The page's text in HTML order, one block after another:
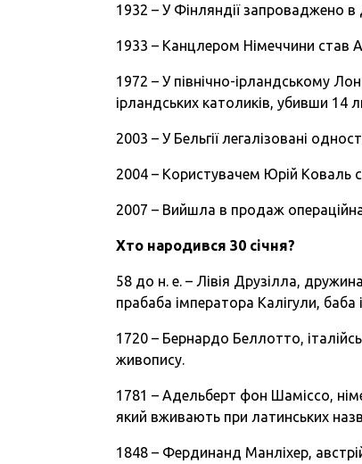
1932 – У Фінляндії запроваджено в
1933 – Канцлером Німеччини став
1972 – У північно-ірландському
ірландських католиків, убивши 14
2003 – У Бельгії легалізовані
2004 – Користувачем Юрій Коваль
2007 – Вийшла в продаж
Хто народився30 січня?
58 до н. е. – Лівія Друзілла,
прабаба імператора Калігули,
1720 – Бернардо Беллотто,
живопису.
1781 – Адельберт фон Шаміссо,
який вживають при латинських
1848 – Фердинанд Манліхер,